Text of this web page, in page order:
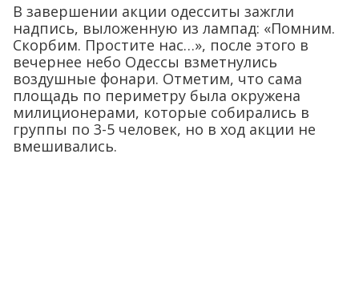
В завершении акции одесситы зажгли
надпись, выложенную из лампад: «Помним.
Скорбим. Простите нас…», после этого в
вечернее небо Одессы взметнулись
воздушные фонари. Отметим, что сама
площадь по периметру была окружена
милиционерами, которые собирались в
группы по 3-5 человек, но в ход акции не
вмешивались.